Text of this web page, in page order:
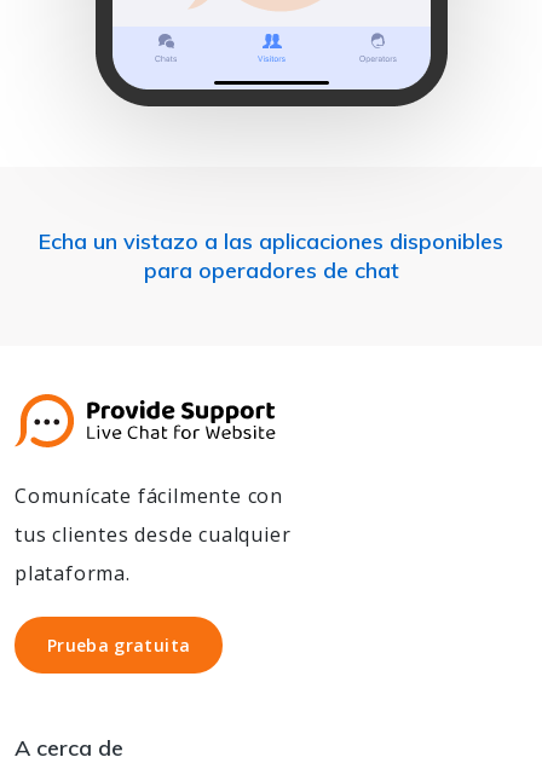
Echa un vistazo a las aplicaciones disponibles
para operadores de chat
Comunícate fácilmente con
tus clientes desde cualquier
plataforma.
Prueba gratuita
Prueba gratuita
A cerca de